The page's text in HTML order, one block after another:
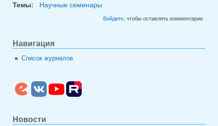
Темы:
Научные семинары
Войдите, чтобы оставлять комментарии
Навигация
Список журналов
Новости